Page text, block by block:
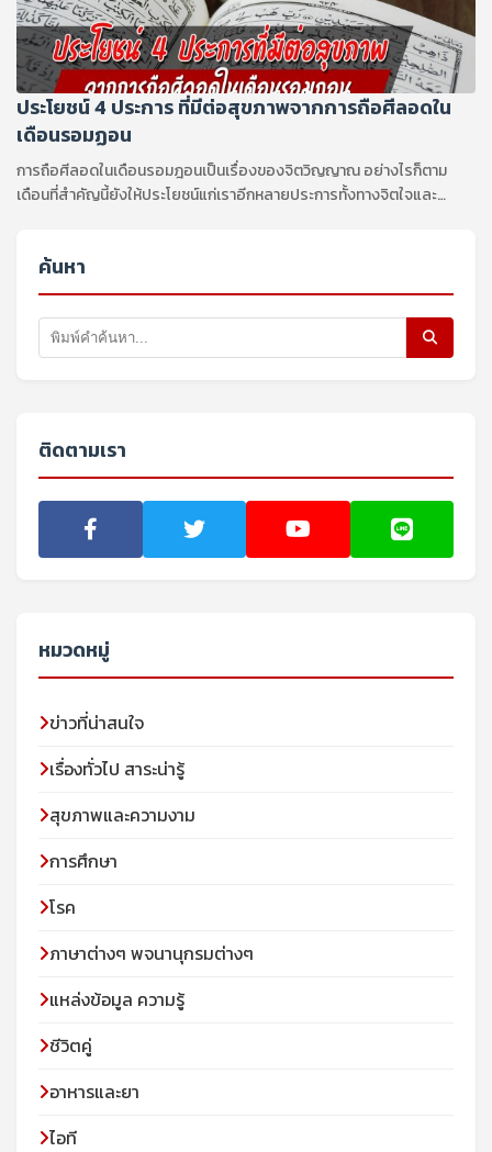
ประโยชน์ 4 ประการ ที่มีต่อสุขภาพจากการถือศีลอดใน
เดือนรอมฏอน
การถือศีลอดในเดือนรอมฎอนเป็นเรื่องของจิตวิญญาณ อย่างไรก็ตาม
เดือนที่สำคัญนี้ยังให้ประโยชน์แก่เราอีกหลายประการทั้งทางจิตใจและ
ค้นหา
ติดตามเรา
หมวดหมู่
ข่าวที่น่าสนใจ
เรื่องทั่วไป สาระน่ารู้
สุขภาพและความงาม
การศึกษา
โรค
ภาษาต่างๆ พจนานุกรมต่างๆ
แหล่งข้อมูล ความรู้
ชีวิตคู่
อาหารและยา
ไอที